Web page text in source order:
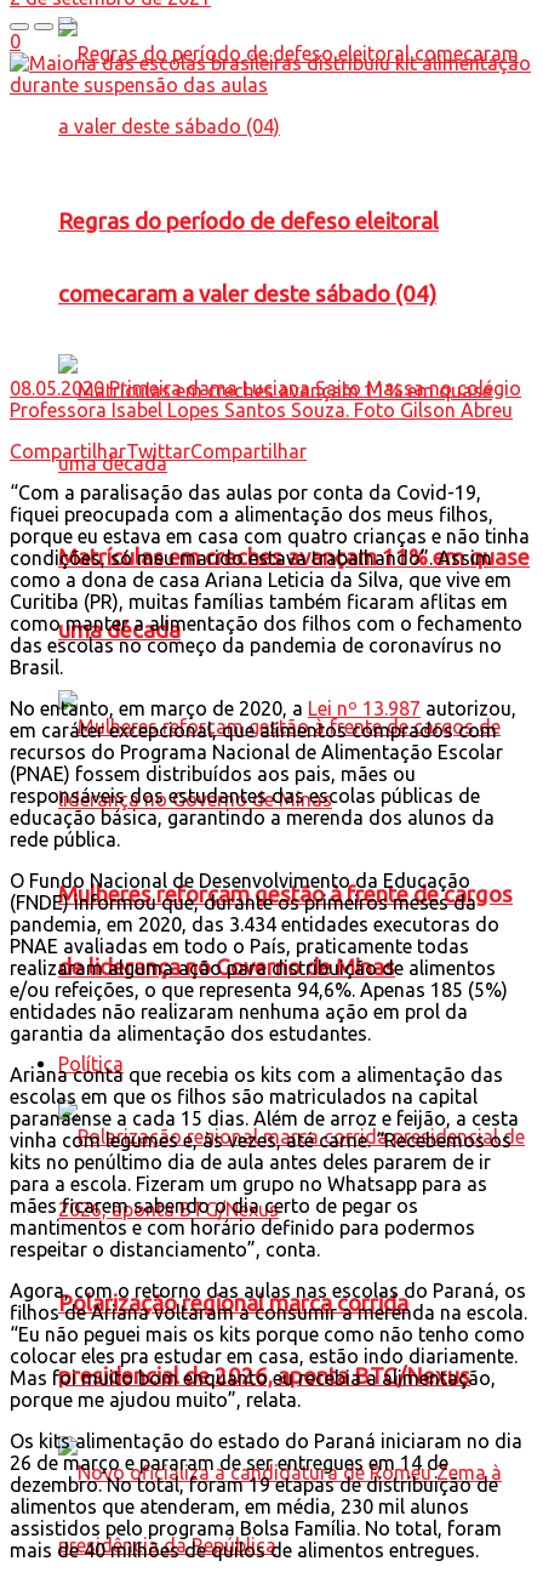
Regras do período de defeso eleitoral
comecaram a valer deste sábado (04)
Matrículas em creches avançam 11% em quase
uma década
Mulheres reforçam gestão à frente de cargos
de liderança no Governo de Minas
Política
Polarização regional marca corrida
presidencial de 2026, aponta BTG/Nexus
0
08.05.2020 Primeira dama Luciana Saito Massa no colégio
Professora Isabel Lopes Santos Souza. Foto Gilson Abreu
CompartilharTwittarCompartilhar
“Com a paralisação das aulas por conta da Covid-19,
fiquei preocupada com a alimentação dos meus filhos,
porque eu estava em casa com quatro crianças e não tinha
condições, só meu marido estava trabalhando”. Assim
como a dona de casa Ariana Leticia da Silva, que vive em
Curitiba (PR), muitas famílias também ficaram aflitas em
como manter a alimentação dos filhos com o fechamento
das escolas no começo da pandemia de coronavírus no
Brasil.
No entanto, em março de 2020, a Lei nº 13.987 autorizou,
em caráter excepcional, que alimentos comprados com
recursos do Programa Nacional de Alimentação Escolar
(PNAE) fossem distribuídos aos pais, mães ou
responsáveis dos estudantes das escolas públicas de
educação básica, garantindo a merenda dos alunos da
rede pública.
O Fundo Nacional de Desenvolvimento da Educação
(FNDE) informou que, durante os primeiros meses da
pandemia, em 2020, das 3.434 entidades executoras do
PNAE avaliadas em todo o País, praticamente todas
realizaram alguma ação para distribuição de alimentos
e/ou refeições, o que representa 94,6%. Apenas 185 (5%)
entidades não realizaram nenhuma ação em prol da
garantia da alimentação dos estudantes.
Ariana conta que recebia os kits com a alimentação das
escolas em que os filhos são matriculados na capital
paranaense a cada 15 dias. Além de arroz e feijão, a cesta
vinha com legumes e, às vezes, até carne. “Recebemos os
kits no penúltimo dia de aula antes deles pararem de ir
para a escola. Fizeram um grupo no Whatsapp para as
mães ficarem sabendo o dia certo de pegar os
mantimentos e com horário definido para podermos
respeitar o distanciamento”, conta.
Agora, com o retorno das aulas nas escolas do Paraná, os
filhos de Ariana voltaram a consumir a merenda na escola.
“Eu não peguei mais os kits porque como não tenho como
colocar eles pra estudar em casa, estão indo diariamente.
Mas foi muito bom enquanto eu recebia a alimentação,
porque me ajudou muito”, relata.
Os kits alimentação do estado do Paraná iniciaram no dia
26 de março e pararam de ser entregues em 14 de
dezembro. No total, foram 19 etapas de distribuição de
alimentos que atenderam, em média, 230 mil alunos
assistidos pelo programa Bolsa Família. No total, foram
mais de 40 milhões de quilos de alimentos entregues.